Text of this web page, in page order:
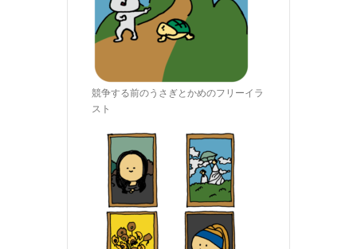
競争する前のうさぎとかめのフリーイラ
スト